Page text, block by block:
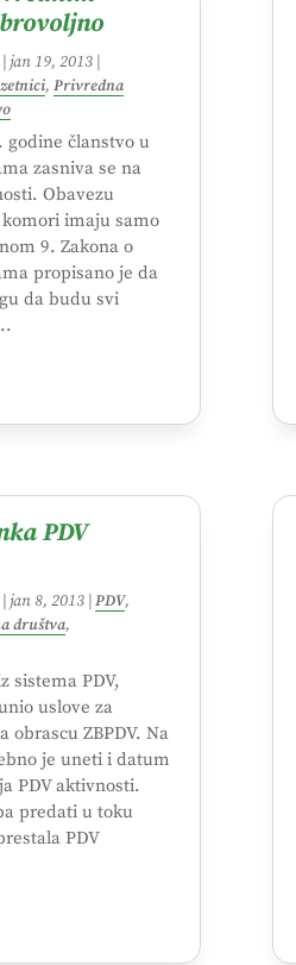
jan 19, 2013
, Privredna
godine članstvo u
zasniva se na
Obavezu
imaju samo
9. Zakona o
propisano je da
da budu svi
PDV
jan 8, 2013 PDV,
društva,
sistema PDV,
uslove za
obrascu ZBPDV. Na
je uneti i datum
PDV aktivnosti.
predati u toku
PDV